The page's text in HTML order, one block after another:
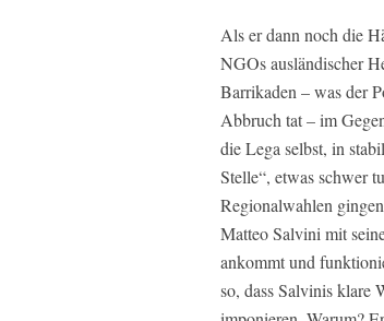
Als er dann noch die
NGOs ausländischer
Barrikaden – was der
Abbruch tat – im
die Lega selbst, in
Stelle“, etwas schwer
Regionalwahlen
Matteo Salvini mit
ankommt und
so, dass Salvinis klare